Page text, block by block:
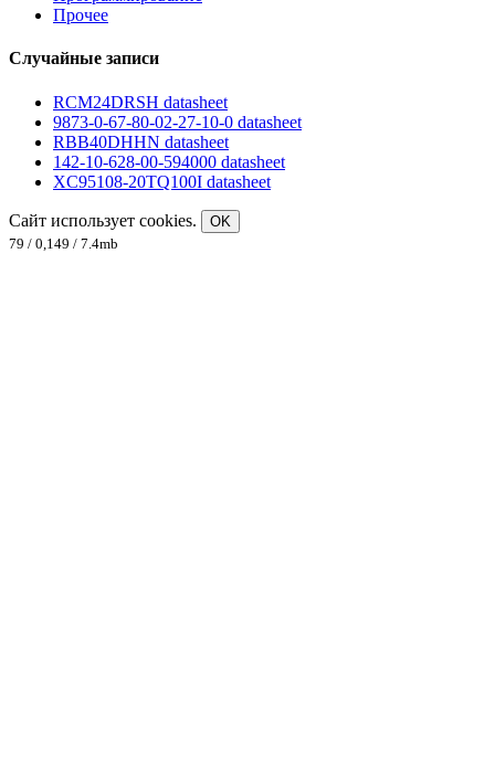
Прочее
Случайные записи
RCM24DRSH datasheet
9873-0-67-80-02-27-10-0 datasheet
RBB40DHHN datasheet
142-10-628-00-594000 datasheet
XC95108-20TQ100I datasheet
Сайт использует cookies.
OK
79 / 0,149 / 7.4mb